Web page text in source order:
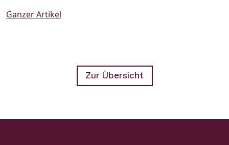
Ganzer Artikel
Zur Übersicht